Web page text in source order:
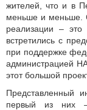
жителей, что и в
меньше и меньше.
реализации – это
встретились с
при поддержке
администрацией
этот большой
Представленный
первый из них